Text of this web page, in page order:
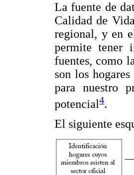
La fuente de
Calidad de
regional, y en
permite tener
fuentes, como
son los
para nuestro
potencial4.
El siguiente